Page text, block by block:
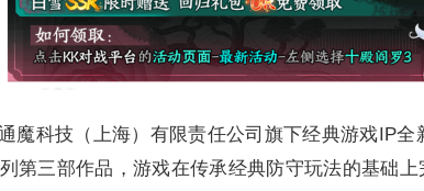
魔科技（上海）有限责任公司旗下经典游戏IP
第三部作品，游戏在传承经典防守玩法的基础